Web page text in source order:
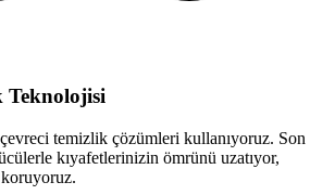
Teknolojisi
temizlik çözümleri kullanıyoruz. Son
kıyafetlerinizin ömrünü uzatıyor,